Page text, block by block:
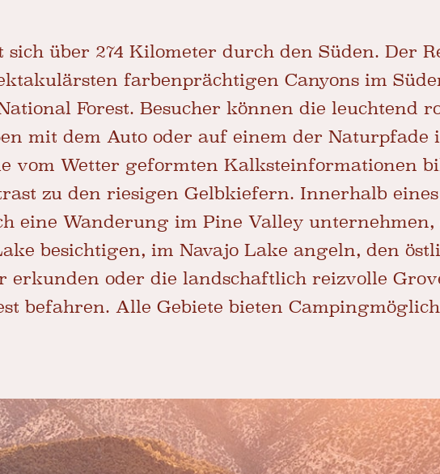
über 274 Kilometer durch den Süden. Der
farbenprächtigen Canyons im
Forest. Besucher können die leuchtend
mit dem Auto oder auf einem der Naturpfade
vom Wetter geformten Kalksteinformationen
zu den riesigen Gelbkiefern. Innerhalb
eine Wanderung im Pine Valley unternehmen,
besichtigen, im Navajo Lake angeln, den
erkunden oder die landschaftlich reizvolle
befahren. Alle Gebiete bieten